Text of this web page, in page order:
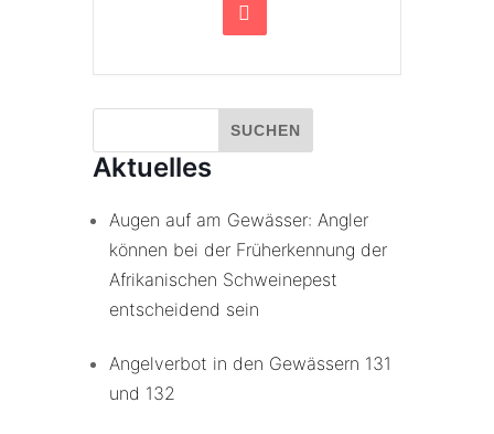
Aktuelles
Augen auf am Gewässer: Angler
können bei der Früherkennung der
Afrikanischen Schweinepest
entscheidend sein
Angelverbot in den Gewässern 131
und 132